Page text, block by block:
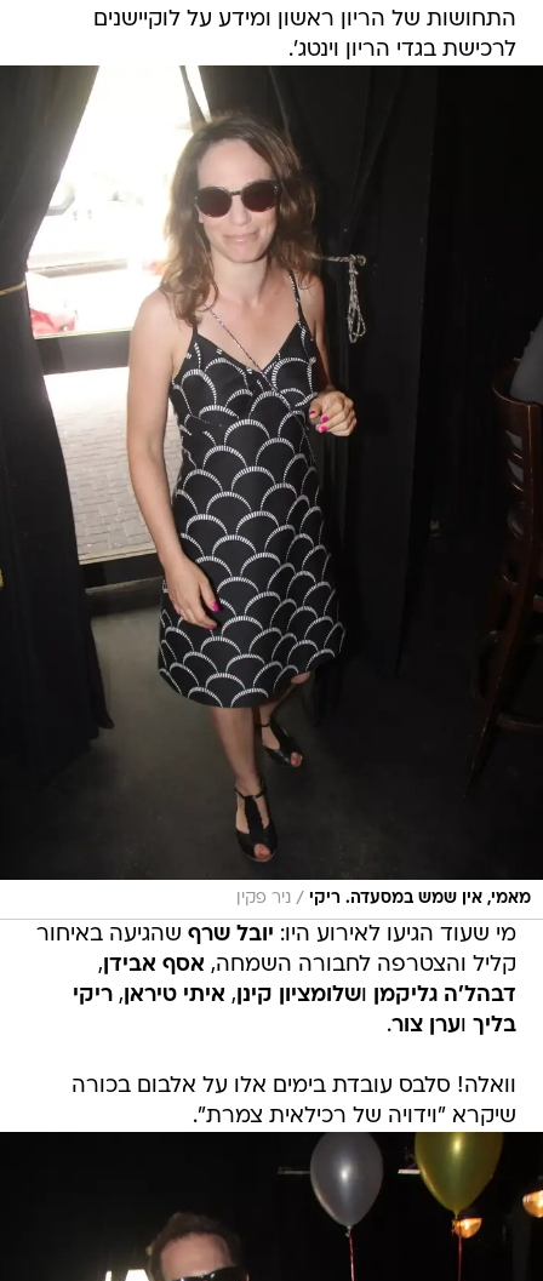
התחושות של הריון ראשון ומידע על לוקיישנים
לרכישת בגדי הריון וינטג'.
מאמי, אין שמש במסעדה. ריקי / ניר פקין
מי שעוד הגיעו לאירוע היו: יובל שרף שהגיעה באיחור
קליל והצטרפה לחבורה השמחה, אסף אבידן,
דבהל'ה גליקמן ושלומציון קינן, איתי טיראן,ריקי
בליך וערן צור.
וואלה! סלבס עובדת בימים אלו על אלבום בכורה
שיקרא "וידויה של רכילאית צמרת".